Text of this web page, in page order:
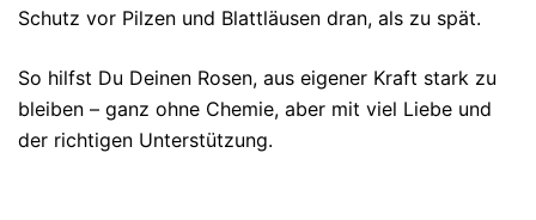
Schutz vor Pilzen und Blattläusen dran, als zu spät.
So hilfst Du Deinen Rosen, aus eigener Kraft stark zu
bleiben – ganz ohne Chemie, aber mit viel Liebe und
der richtigen Unterstützung.